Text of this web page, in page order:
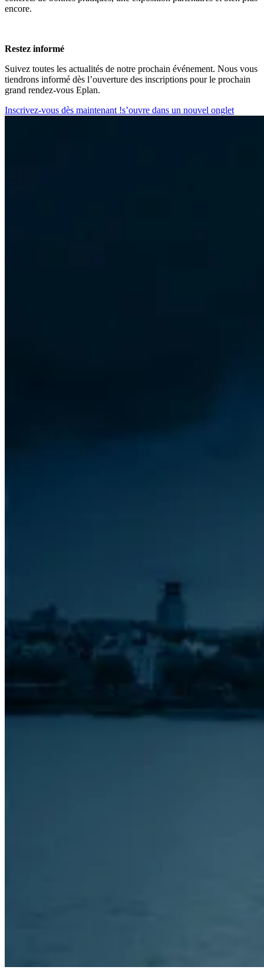
encore.
Restez informé
Suivez toutes les actualités de notre prochain événement. Nous vous
tiendrons informé dès l’ouverture des inscriptions pour le prochain
grand rendez-vous Eplan.
Inscrivez-vous dès maintenant !s’ouvre dans un nouvel onglet